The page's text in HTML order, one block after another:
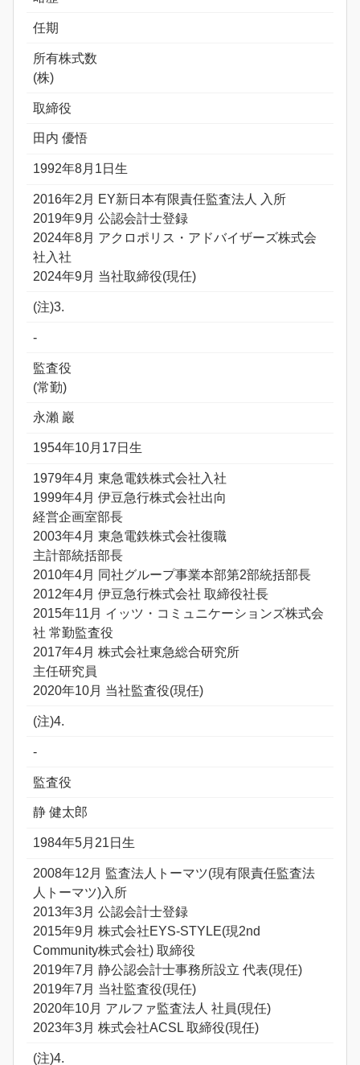
任期
所有株式数
(株)
取締役
田内 優悟
1992年8月1日生
2016年2月 EY新日本有限責任監査法人 入所
2019年9月 公認会計士登録
2024年8月 アクロポリス・アドバイザーズ株式会
社入社
2024年9月 当社取締役(現任)
(注)3.
-
監査役
(常勤)
永瀨 巖
1954年10月17日生
1979年4月 東急電鉄株式会社入社
1999年4月 伊豆急行株式会社出向
経営企画室部長
2003年4月 東急電鉄株式会社復職
主計部統括部長
2010年4月 同社グループ事業本部第2部統括部長
2012年4月 伊豆急行株式会社 取締役社長
2015年11月 イッツ・コミュニケーションズ株式会
社 常勤監査役
2017年4月 株式会社東急総合研究所
主任研究員
2020年10月 当社監査役(現任)
(注)4.
-
監査役
静 健太郎
1984年5月21日生
2008年12月 監査法人トーマツ(現有限責任監査法
人トーマツ)入所
2013年3月 公認会計士登録
2015年9月 株式会社EYS-STYLE(現2nd
Community株式会社) 取締役
2019年7月 静公認会計士事務所設立 代表(現任)
2019年7月 当社監査役(現任)
2020年10月 アルファ監査法人 社員(現任)
2023年3月 株式会社ACSL 取締役(現任)
(注)4.